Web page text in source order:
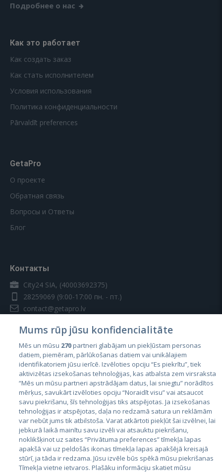
Подробнее о нас
Как это работает
Как создать заказ
Как стать исполнителем
Условия использования
Политика конфиденциальности
Pārvaldīt preferences
GetaPro
О проекте
Обратная связь
Вопросы и Ответы
Блог
Контакты
City24 SIA, (40003692375)
28259069 (9:00-17:00 пн. - пт.)
contact@getapro.lv
Страны
Эстония
Латвия
Литва
Mums rūp jūsu konfidencialitāte
Mēs un mūsu 270partneri glabājam un piekļūstam personas
datiem, piemēram, pārlūkošanas datiem vai unikālajiem
identifikatoriem jūsu ierīcē. Izvēloties opciju “Es piekrītu”, tiek
aktivizētas izsekošanas tehnoloģijas, kas atbalsta zem virsraksta
“Mēs un mūsu partneri apstrādājam datus, lai sniegtu” norādītos
mērķus, savukārt izvēloties opciju “Noraidīt visu” vai atsaucot
savu piekrišanu, šīs tehnoloģijas tiks atspējotas. Ja izsekošanas
tehnoloģijas ir atspējotas, daļa no redzamā satura un reklāmām
var nebūt jums tik atbilstoša. Varat atkārtoti piekļūt šai izvēlnei, lai
jebkurā laikā mainītu savu izvēli vai atsauktu piekrišanu,
noklikšķinot uz saites “Privātuma preferences” tīmekļa lapas
apakšā vai uz peldošās ikonas tīmekļa lapas apakšējā kreisajā
stūrī, ja tāda ir redzama. Jūsu izvēle būs spēkā mūsu piekrišanas
Tīmekļa vietne ietvaros. Plašāku informāciju skatiet mūsu